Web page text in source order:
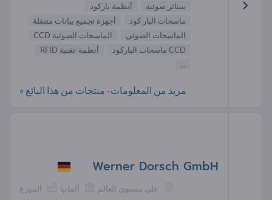
ستائر ضوئية
أنظمة باركود
ماسحات البار كود
أجهزة تجميع بيانات متنقلة
الماسحات الضوئي
الماسحات الضوئية CCD
CCD ماسحات الباركود
أنظمة-تقنية RFID
...
مزيد من المعلومات- منتجات من هذا البائع »
Werner Dorsch GmbH
الموزع ألمانيا على مستوى العالم